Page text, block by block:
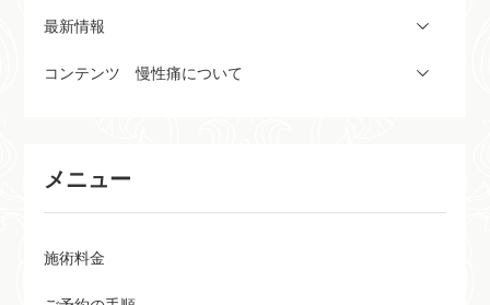
最新情報
コンテンツ 慢性痛について
メニュー
施術料金